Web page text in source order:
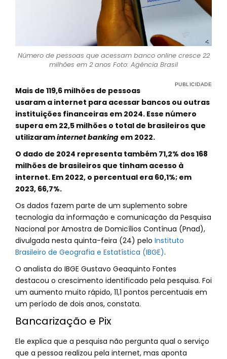
Número de pessoas que acessam banco online cresce 22
milhões em 2 anos Foto: Agência Brasil
Mais de 119,6 milhões de pessoas
usaram a internet para acessar bancos ou outras
instituições financeiras em 2024. Esse número
supera em 22,5 milhões o total de brasileiros que
utilizaraminternet banking em 2022.
O dado de 2024 representa também 71,2% dos 168
milhões de brasileiros que tinham acesso à
internet. Em 2022, o percentual era 60,1%; em
2023, 66,7%.
Os dados fazem parte de um suplemento sobre
tecnologia da informação e comunicação da Pesquisa
Nacional por Amostra de Domicílios Contínua (Pnad),
divulgada nesta quinta-feira (24) pelo Instituto
Brasileiro de Geografia e Estatística (IBGE).
O analista do IBGE Gustavo Geaquinto Fontes
destacou o crescimento identificado pela pesquisa. Foi
um aumento muito rápido, 11,1 pontos percentuais em
um período de dois anos, constata.
Bancarização e Pix
Ele explica que a pesquisa não pergunta qual o serviço
que a pessoa realizou pela internet, mas aponta